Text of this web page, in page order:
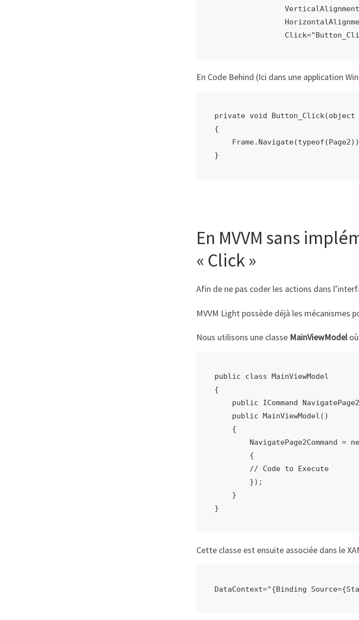
En Code Behind (Ici dans une application
private void Button_Click(object
{
En MVVM sans
« Click »
Afin de ne pas coder les actions dans
MVVM Light possède déjà les mécanismes
Nous utilisons une classe MainViewModeloù
public class MainViewModel
{
Cette classe est ensuite associée dans le
DataContext="{Binding